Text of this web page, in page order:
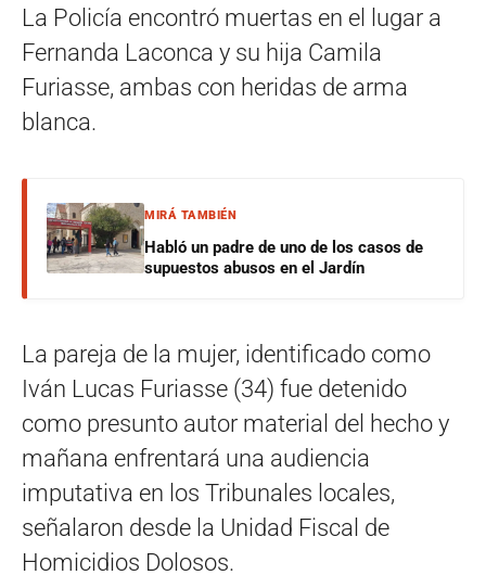
La Policía encontró muertas en el lugar a
Fernanda Laconca y su hija Camila
Furiasse, ambas con heridas de arma
blanca.
MIRÁ TAMBIÉN
Habló un padre de uno de los casos de
supuestos abusos en el Jardín
La pareja de la mujer, identificado como
Iván Lucas Furiasse (34) fue detenido
como presunto autor material del hecho y
mañana enfrentará una audiencia
imputativa en los Tribunales locales,
señalaron desde la Unidad Fiscal de
Homicidios Dolosos.